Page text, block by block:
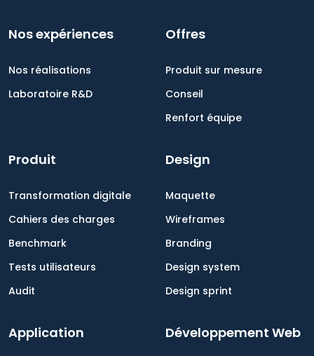
Nos expériences
Nos réalisations
Laboratoire R&D
Offres
Produit sur mesure
Conseil
Renfort équipe
Produit
Transformation digitale
Cahiers des charges
Benchmark
Tests utilisateurs
Audit
Design
Maquette
Wireframes
Branding
Design system
Design sprint
Application Développement Web